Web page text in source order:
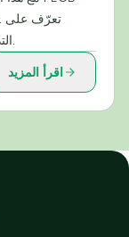
اقرأ المزيد